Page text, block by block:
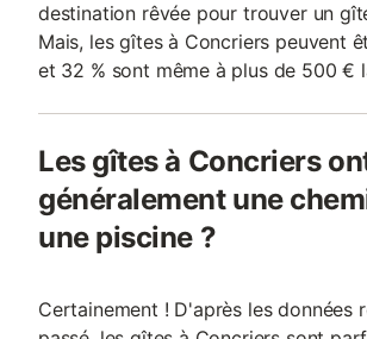
destination rêvée pour trouver un
Mais, les gîtes à Concriers peuvent
et 32 % sont même à plus de 500 €
Les gîtes à Concriers
généralement une
une piscine ?
Certainement ! D'après les données